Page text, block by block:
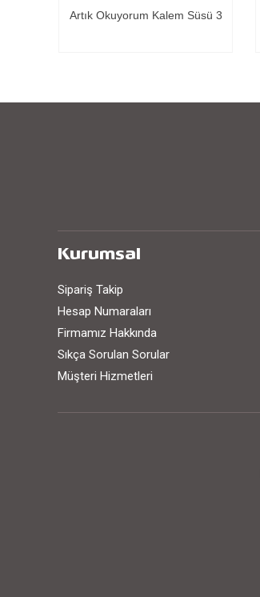
Okulda İlk Günüm Kalem Süsü
Kurumsal
Sipariş Takip
Hesap Numaraları
Firmamız Hakkında
Sıkça Sorulan Sorular
Müşteri Hizmetleri